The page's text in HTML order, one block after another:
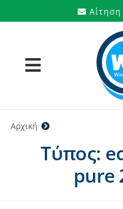
στο
Toggle
Navigation
Προϊόντα
Υπηρεσίες
Αρχική
Τύπος:
pure